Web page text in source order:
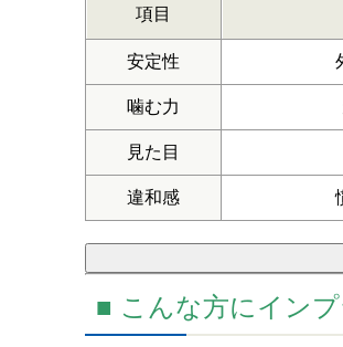
項目
安定性
噛む力
見た目
違和感
■ こんな方にイン